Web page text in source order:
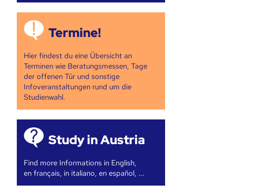
Termine!
Hier findest du eine Übersicht an
Terminen wie Beratungsmessen, Tage
der offenen Tür und sonstige
Infoveranstaltungen rund um die
Studienwahl.
Study in Austria
Find more Informations in English,
en français, in italiano, en español, ...